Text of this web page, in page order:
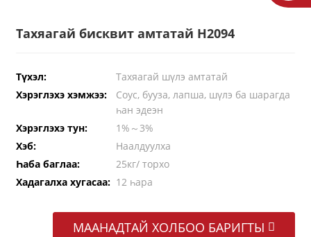
Тахяагай бисквит амтатай H2094
Түхэл:
Тахяагай шүлэ амтатай
Хэрэглэхэ хэмжээ:
Соус, бууза, лапша, шүлэ ба шарагда
һан эдеэн
Хэрэглэхэ тун:
1%～3%
Хэб:
Наалдуулха
Һаба баглаа:
25кг/ торхо
Хадагалха хугасаа: 12 һара
МААНАДТАЙ ХОЛБОО БАРИГТЫ